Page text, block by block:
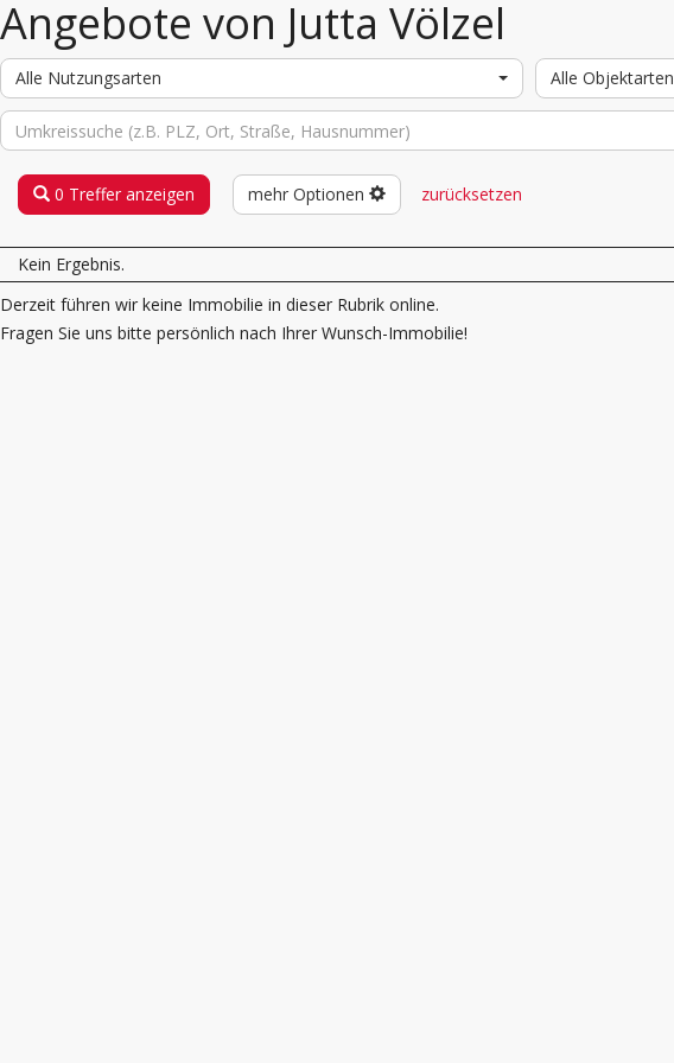
Angebote von Jutta Völzel
Alle Nutzungsarten Alle Objektarten
0 Treffer anzeigen mehr Optionen zurücksetzen
Kein Ergebnis.
Derzeit führen wir keine Immobilie in dieser Rubrik online.
Fragen Sie uns bitte persönlich nach Ihrer Wunsch-Immobilie!